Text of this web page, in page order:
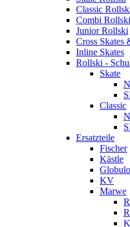
Classic
Combi Rollski
Junior Rollski
Cross Skates
Inline Skates
Rollski -
Skate
Classic
Ersatzteile
Fischer
Kästle
KV
Marwe